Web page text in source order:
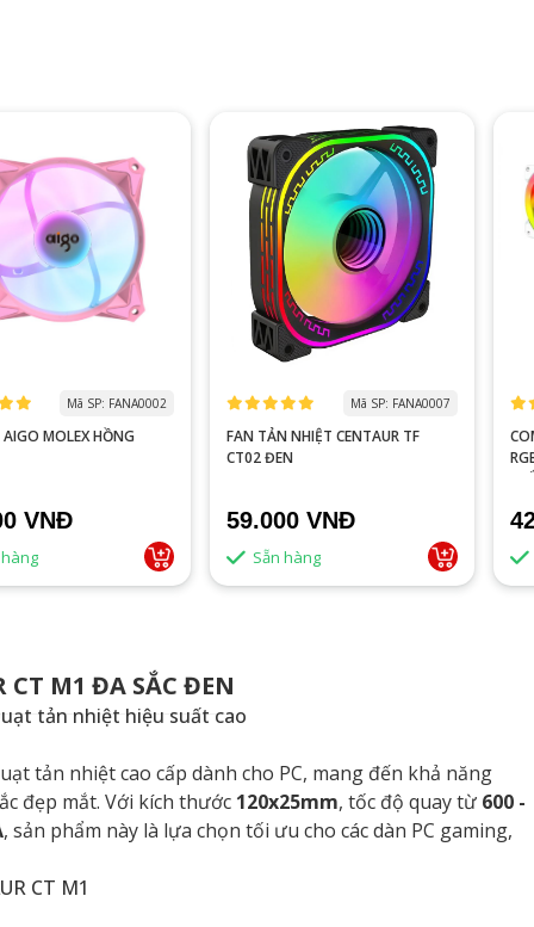
Mã SP: FANA0002
AIGO MOLEX HỒNG
VNĐ
Mã SP: FANA0007
FAN TẢN NHIỆT CENTAUR TF
CT02 ĐEN
59.000 VNĐ
Sẵn hàng
M1 ĐA SẮC ĐEN
tản nhiệt hiệu suất cao
tản nhiệt cao cấp dành cho PC, mang đến khả năng
đẹp mắt. Với kích thước 120x25mm, tốc độ quay từ 600 -
, sản phẩm này là lựa chọn tối ưu cho các dàn PC gaming,
CT M1